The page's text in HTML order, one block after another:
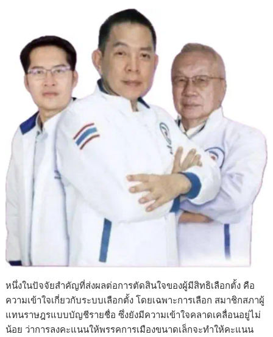
o
k
หนึ่งในปัจจัยสำคัญที่ส่งผลต่อการตัดสินใจของผู้มีสิทธิเลือกตั้ง คือ
ความเข้าใจเกี่ยวกับระบบเลือกตั้ง โดยเฉพาะการเลือก สมาชิกสภาผู้
แทนราษฎรแบบบัญชีรายชื่อ ซึ่งยังมีความเข้าใจคลาดเคลื่อนอยู่ไม่
น้อย ว่าการลงคะแนนให้พรรคการเมืองขนาดเล็กจะทำให้คะแนน